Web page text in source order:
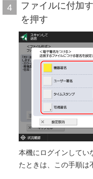
4
ファイルに付加
を押す
本機にログインしてい
たときは、この手順は